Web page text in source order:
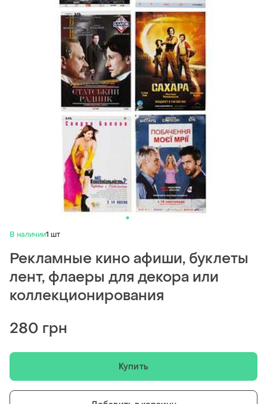
В наличии1 шт
Рекламные кино афиши, буклеты
лент, флаеры для декора или
коллекционирования
280 грн
Купить